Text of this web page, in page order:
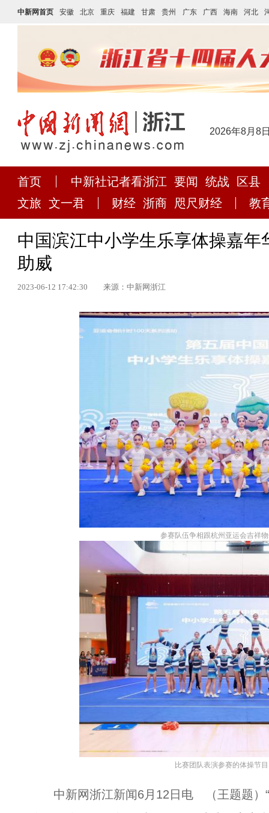
中新网首页 安徽 北京 重庆 福建 甘肃 贵州 广东 广西 海南 河北
2026年8月8
首页 中新社记者看浙江 要闻 统战
区县
文旅 文一君 财经 浙商 咫尺财经 教
中国滨江中小学生乐享体操嘉年
助威
2023-06-12 17:42:30 来源：中新网浙江
参赛队伍争相跟杭州亚运会吉祥
比赛团队表演参赛的体操节
中新网浙江新闻6月12日电 （王题题）“